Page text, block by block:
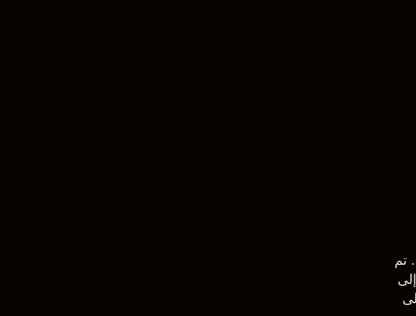
يسرنا أن نعلن عن إطلاق خدمة Newsquawk على منصة وتطبيق Capital.com. تم